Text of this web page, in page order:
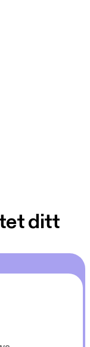
ditt